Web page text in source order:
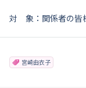
対 象：関係者の皆
宮崎由衣子